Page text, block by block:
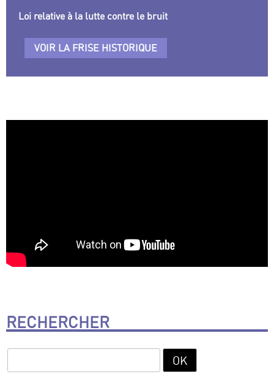
Loi relative à la lutte contre le bruit
VOIR LA FRISE HISTORIQUE
RECHERCHER